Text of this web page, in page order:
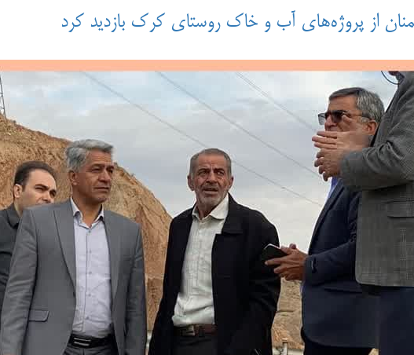
از پروژه‌های آب و خاک روستای کرک بازدید کرد